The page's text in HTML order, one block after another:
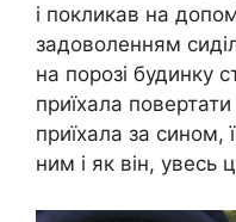
і покликав на
задоволенням
на порозі будинку
приїхала повертати
приїхала за сином,
ним і як він, увесь